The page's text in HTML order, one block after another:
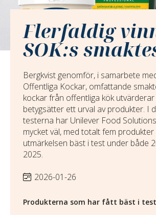
Flerfaldig
SOK:s
Bergkvist genomför, i samarbete
Offentliga Kockar, omfattande
kockar från offentliga kök
betygsätter ett urval av produkter. I
testerna har Unilever Food
mycket väl, med totalt fem
utmärkelsen bäst i test under både
2025.
2026-01-26
Produkterna som har fått bäst i